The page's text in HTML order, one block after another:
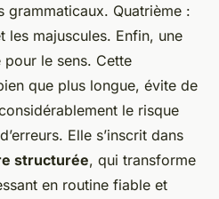
grammaticaux. Quatrième :
majuscules. Enfin, une
le sens. Cette
que plus longue, évite de
le risque
Elle s’inscrit dans
structurée, qui transforme
en routine fiable et